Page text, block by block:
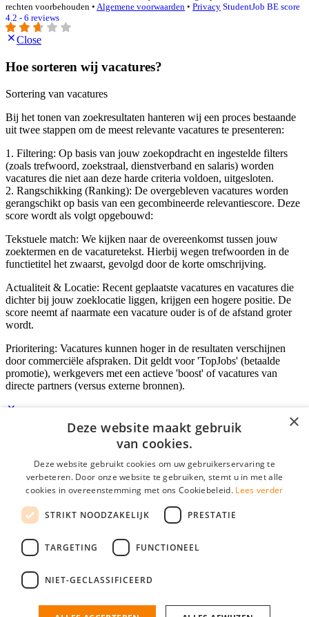
rechten voorbehouden • Algemene voorwaarden • Privacy StudentJob BE score
4.2 - 6 reviews
Close
Hoe sorteren wij vacatures?
Sortering van vacatures
Bij het tonen van zoekresultaten hanteren wij een proces bestaande
uit twee stappen om de meest relevante vacatures te presenteren:
1. Filtering: Op basis van jouw zoekopdracht en ingestelde filters
(zoals trefwoord, zoekstraal, dienstverband en salaris) worden
vacatures die niet aan deze harde criteria voldoen, uitgesloten.
2. Rangschikking (Ranking): De overgebleven vacatures worden
gerangschikt op basis van een gecombineerde relevantiescore. Deze
score wordt als volgt opgebouwd:
Tekstuele match: We kijken naar de overeenkomst tussen jouw
zoektermen en de vacaturetekst. Hierbij wegen trefwoorden in de
functietitel het zwaarst, gevolgd door de korte omschrijving.
Actualiteit & Locatie: Recent geplaatste vacatures en vacatures die
dichter bij jouw zoeklocatie liggen, krijgen een hogere positie. De
score neemt af naarmate een vacature ouder is of de afstand groter
wordt.
Prioritering: Vacatures kunnen hoger in de resultaten verschijnen
door commerciële afspraken. Dit geldt voor 'TopJobs' (betaalde
promotie), werkgevers met een actieve 'boost' of vacatures van
directe partners (versus externe bronnen).
Inloggen als bedrijf
E-mail*
Wachtwoord
login gegevens onthouden
login
Bedrijf aanmelden
nieuwe collega/werknemer zo gevonden!
×
Deze website maakt gebruik
van cookies.
Deze website gebruikt cookies om uw gebruikerservaring te
verbeteren. Door onze website te gebruiken, stemt u in met alle
cookies in overeenstemming met ons Cookiebeleid. Lees verder
STRIKT NOODZAKELIJK PRESTATIE
TARGETING FUNCTIONEEL
NIET-GECLASSIFICEERD